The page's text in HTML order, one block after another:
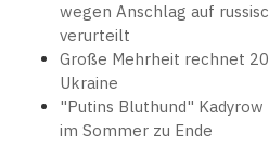
wegen Anschlag auf
verurteilt
Große Mehrheit rechnet
Ukraine
"Putins Bluthund"
im Sommer zu Ende